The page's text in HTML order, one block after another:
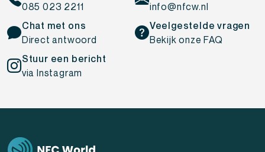
085 023 2211
info@nfcw.nl
Chat met ons
Direct antwoord
Veelgestelde vragen
Bekijk onze FAQ
Stuur een bericht
via Instagram